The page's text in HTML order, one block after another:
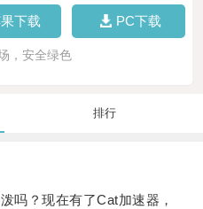
下载 PC下载
，安全绿色
排行
？现在有了Cat加速器，